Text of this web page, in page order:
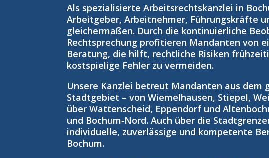
Als spezialisierte Arbeitsrechtskanzlei in
Arbeitgeber, Arbeitnehmer, Führungskräfte
gleichermaßen. Durch die kontinuierliche
Rechtsprechung profitieren Mandanten von
Beratung, die hilft, rechtliche Risiken
kostspielige Fehler zu vermeiden.
Unsere Kanzlei betreut Mandanten aus dem
Stadtgebiet – von Wiemelhausen, Stiepel,
über Wattenscheid, Eppendorf und
und Bochum‑Nord. Auch über die
individuelle, zuverlässige und kompetente
Bochum.